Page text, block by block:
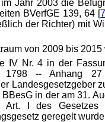
Jahr 2003 die
BVerfGE 139, 64 [
der Richter) mit
von 2009 bis 2015
Nr. 4 in der
1798 -- Anhang
Landesgesetzgeber
in der am 31.
Art. I des Gesetzes
geregelt